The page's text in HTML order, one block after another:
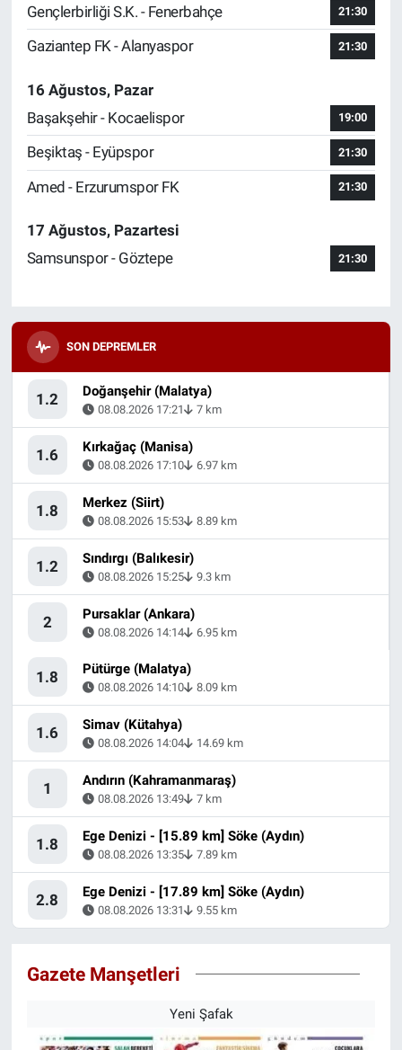
Gençlerbirliği S.K. - Fenerbahçe 21:30
Gaziantep FK - Alanyaspor 21:30
16 Ağustos, Pazar
Başakşehir - Kocaelispor
19:00
Beşiktaş - Eyüpspor 21:30
Amed - Erzurumspor FK 21:30
17 Ağustos, Pazartesi
Samsunspor - Göztepe
21:30
SON DEPREMLER
1.2 Doğanşehir (Malatya)
08.08.2026 17:21 7 km
1.6 Kırkağaç (Manisa)
08.08.2026 17:10 6.97 km
1.8 Merkez (Siirt)
08.08.2026 15:53 8.89 km
1.2 Sındırgı (Balıkesir)
08.08.2026 15:25 9.3 km
2 Pursaklar (Ankara)
08.08.2026 14:14 6.95 km
1.8 Pütürge (Malatya)
08.08.2026 14:10 8.09 km
1.6 Simav (Kütahya)
08.08.2026 14:04 14.69 km
1 Andırın (Kahramanmaraş)
08.08.2026 13:49 7 km
1.8 Ege Denizi - [15.89 km] Söke (Aydın)
08.08.2026 13:35 7.89 km
2.8 Ege Denizi - [17.89 km] Söke (Aydın)
08.08.2026 13:31 9.55 km
Gazete Manşetleri
Yeni Şafak